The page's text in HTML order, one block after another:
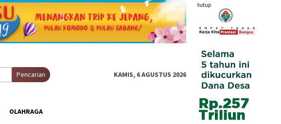
tutup
Pencarian KAMIS, 6 AGUSTUS 2026
OLAHRAGA